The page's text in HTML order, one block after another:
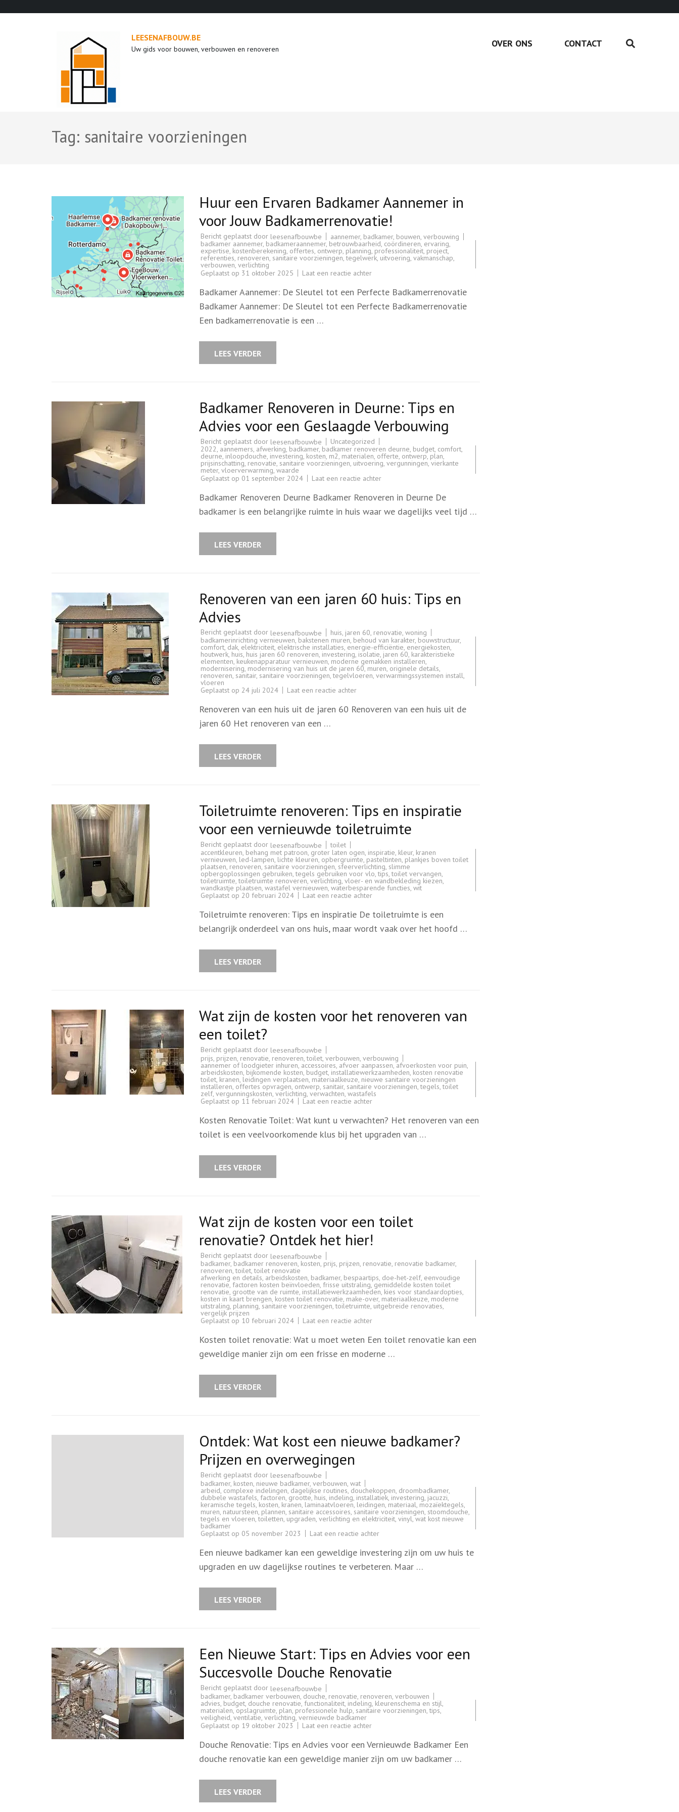
LEESENAFBOUW.BE
Uw gids voor bouwen, verbouwen en renoveren OVER ONS CONTACT
Tag: sanitaire voorzieningen
Huur een Ervaren Badkamer Aannemer in
voor Jouw Badkamerrenovatie!
Bericht geplaatst door leesenafbouwbe aannemer, badkamer, bouwen verbouwing
badkamer aannemer, badkameraannemer, betrouwbaarheid, coördineren, ervaring,
expertise, kostenberekening, offertes, ontwerp, planning, professionaliteit, project,
referenties, renoveren, sanitaire voorzieningen,tegelwerk, uitvoering, vakmanschap,
verbouwen, verlichting
Geplaatst op 31 oktober 2025 Laat een reactie achterop
Ervaren
Aannemer
Badkamer Aannemer: De Sleutel tot een Perfecte Badkamerrenovatie
Badkamer Aannemer: De Sleutel tot een Perfecte Badkamerrenovatie
Een badkamerrenovatie is een …
LEES VERDER
Badkamer Renoveren in Deurne: Tips en
Advies voor een Geslaagde Verbouwing
Bericht geplaatst door leesenafbouwbe
Uncategorized
2022, aannemers, afwerking, badkamer, badkamer renoveren deurne, budget, comfort,
deurne, inloopdouche, investering, kosten, m2, materialen, offerte, ontwerp, plan,
prijsinschatting, renovatie, sanitaire voorzieningen, uitvoering, vergunningen,vierkante
meter, vloerverwarming, waarde
Geplaatst op 01 september 2024 Laat een reactie achterop
in
Tips
Badkamer Renoveren Deurne Badkamer Renoveren in Deurne De
badkamer is een belangrijke ruimte in huis waar we dagelijks veel tijd …
LEES VERDER
Renoveren van een jaren 60 huis: Tips en
Advies
Bericht geplaatst door leesenafbouwbe huis, jaren 60, renovatie, woning
badkamerinrichting vernieuwen, bakstenen muren, behoud van karakter, bouwstructuur,
comfort, dak, elektriciteit, elektrische installaties, energie-efficiëntie, energiekosten,
houtwerk, huis, huis jaren 60 renoveren, investering, isolatie, jaren 60, karakteristieke
elementen, keukenapparatuur vernieuwen, moderne gemakken installeren,
modernisering, modernisering van huis uit de jaren 60, muren, originele details,
renoveren, sanitair, sanitaire voorzieningen,tegelvloeren, verwarmingssystemen install,
vloeren
Geplaatst op 24 juli 2024 Laat een reactie achterop
een
Renoveren van een huis uit de jaren 60 Renoveren van een huis uit de
jaren 60 Het renoveren van een …
LEES VERDER
Toiletruimte renoveren: Tips en inspiratie
voor een vernieuwde toiletruimte
Bericht geplaatst door leesenafbouwbe
toilet
accentkleuren behang met patroon groter laten ogen inspiratie kleur, kranen
vernieuwen led-lampen lichte kleuren opbergruimte pasteltinten plankjes boven toilet
plaatsen renoveren ,sanitaire voorzieningen sfeerverlichting slimme
opbergoplossingen gebruiken ,tegels gebruiken voor vlo ,tips ,toilet vervangen
toiletruimte ,toiletruimte renoveren verlichting vloer- en wandbekleding kiezen
wandkastje plaatsen wastafel vernieuwen waterbesparende functies wit
Geplaatst op 20 februari 2024 Laat een reactie achterop
Tips
inspiratie
Toiletruimte renoveren: Tips en inspiratie De toiletruimte is een
belangrijk onderdeel van ons huis, maar wordt vaak over het hoofd …
LEES VERDER
Wat zijn de kosten voor het renoveren van
een toilet?
Bericht geplaatst door leesenafbouwbe
prijs, prijzen, renovatie, renoveren,toilet, verbouwen, verbouwing
aannemer of loodgieter inhuren, accessoires, afvoer aanpassen,afvoerkosten voor puin,
arbeidskosten, bijkomende kosten, budget, installatiewerkzaamheden, kosten renovatie
toilet, kranen, leidingen verplaatsen, materiaalkeuze, nieuwe sanitaire voorzieningen
installeren, offertes opvragen, ontwerp, sanitair, sanitaire voorzieningen,tegels,toilet
zelf, vergunningskosten, verlichting, verwachten, wastafels
Geplaatst op 11 februari 2024 Laat een reactie achterop
de
voor
Kosten Renovatie Toilet: Wat kunt u verwachten? Het renoveren van een
toilet is een veelvoorkomende klus bij het upgraden van …
LEES VERDER
Wat zijn de kosten voor een toilet
renovatie? Ontdek het hier!
Bericht geplaatst door leesenafbouwbe
badkamer, badkamer renoveren kosten prijs prijzen renovatie renovatie badkamer,
renoveren ,toilet ,toilet renovatie
afwerking en details arbeidskosten badkamer, bespaartips doe-het-zelf eenvoudige
renovatie factoren kosten beïnvloeden frisse uitstraling ,gemiddelde kosten toilet
renovatie grootte van de ruimte installatiewerkzaamheden kies voor standaardopties
kosten in kaart brengen kosten toilet renovatie make-over, materiaalkeuze moderne
uitstraling planning ,sanitaire voorzieningen ,toiletruimte uitgebreide renovaties
vergelijk prijzen
Geplaatst op 10 februari 2024 Laat een reactie achterop
de
voor
Kosten toilet renovatie: Wat u moet weten Een toilet renovatie kan een
geweldige manier zijn om een frisse en moderne …
LEES VERDER
Ontdek: Wat kost een nieuwe badkamer?
Prijzen en overwegingen
Bericht geplaatst door leesenafbouwbe
badkamer, kosten, nieuwe badkamer, verbouwen, wat
arbeid, complexe indelingen, dagelijkse routines, douchekoppen, droombadkamer,
dubbele wastafels, factoren, grootte, huis, indeling, installatiek, investering, jacuzzi,
keramische tegels, kosten, kranen, laminaatvloeren, leidingen, materiaal, mozaïektegels,
muren, natuursteen, plannen, sanitaire accessoires, sanitaire voorzieningen, stoomdouche,
tegels en vloeren,toiletten, upgraden, verlichting en elektriciteit, vinyl,wat kost nieuwe
badkamer
Geplaatst op 05 november 2023 Laat een reactie achterop
kost
nieuwe
Een nieuwe badkamer kan een geweldige investering zijn om uw huis te
upgraden en uw dagelijkse routines te verbeteren. Maar …
LEES VERDER
Een Nieuwe Start: Tips en Advies voor een
Succesvolle Douche Renovatie
Bericht geplaatst door leesenafbouwbe
badkamer, badkamer verbouwen, douche, renovatie, renoveren, verbouwen
advies, budget, douche renovatie, functionaliteit, indeling, kleurenschema en stijl,
materialen,opslagruimte, plan, professionele hulp, sanitaire voorzieningen,tips,
veiligheid, ventilatie, verlichting, vernieuwde badkamer
Geplaatst op 19 oktober 2023 Laat een reactie achterop
Start:
en
Douche Renovatie: Tips en Advies voor een Vernieuwde Badkamer Een
douche renovatie kan een geweldige manier zijn om uw badkamer …
LEES VERDER